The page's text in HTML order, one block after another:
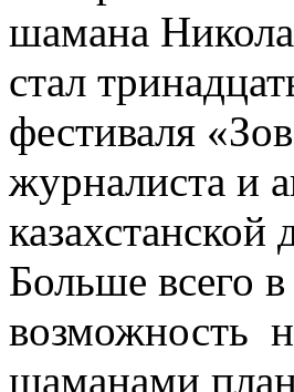
шамана
стал
фестиваля
журналиста и
Больше всего
возможность
шаманами